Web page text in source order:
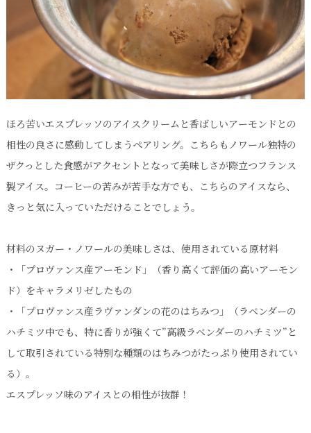
ほろ苦いエスプレッソのアイスクリームと香ばしいアーモンドとの
相性の良さに感動してしまうペアリング。こちらもノワール独特の
ザクっとした食感がアクセントとなって美味しさが際立つフランス
製アイス。コーヒーの苦みが苦手な方でも、こちらのアイスなら、
きっと気に入っていただけることでしょう。
材料のヌガー・ノワールの美味しさは、使用されている原材料
・「プロヴァンス産アーモンド」（香り高くて評価の高いアーモン
ド）をキャラメリゼしたもの
・「プロヴァンス産ラヴァンダンの花のはちみつ」（ラベンダーの
ハチミツ中でも、特に香りが強くて”高級ラベンダーのハチミツ”と
して取引されている特別な種類のはちみつがたっぷり使用されてい
る）。
エスプレッソ味のアイスとの相性が抜群！